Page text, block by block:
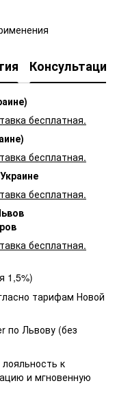
Консультация
бесплатная.
бесплатная.
бесплатная.
бесплатная.
1,5%)
тарифам Новой
по Львову (без
к
и мгновенную